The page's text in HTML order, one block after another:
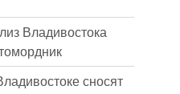
Владивостока
сносят